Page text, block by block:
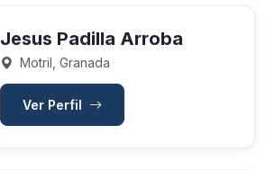
Jesus Padilla Arroba
Motril, Granada
Ver Perfil